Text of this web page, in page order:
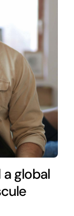
global